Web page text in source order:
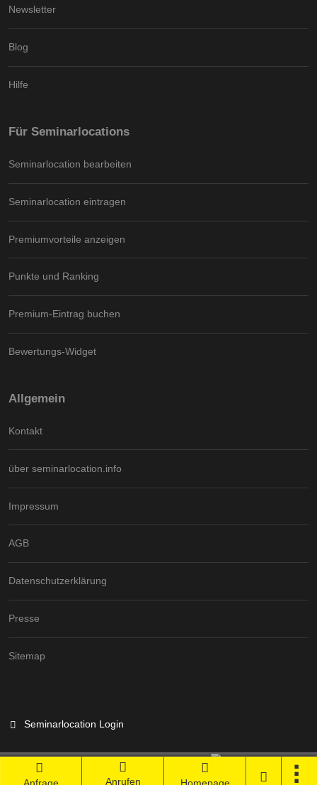
Anrufen
Newsletter
Blog
Hilfe
Für Seminarlocations
Seminarlocation bearbeiten
Seminarlocation eintragen
Premiumvorteile anzeigen
Punkte und Ranking
Premium-Eintrag buchen
Bewertungs-Widget
Allgemein
Kontakt
über seminarlocation.info
Impressum
AGB
Datenschutzerklärung
Presse
Sitemap
Seminarlocation Login
Branchenportal Software made in Germany